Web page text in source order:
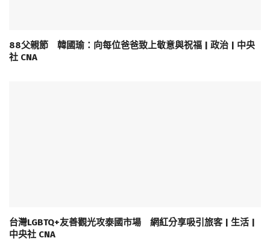
88父親節 韓國瑜：向每位爸爸致上敬意與祝福 | 政治 | 中央
社 CNA
台灣LGBTQ+友善觀光攻泰國市場 網紅分享吸引旅客 | 生活 |
中央社 CNA